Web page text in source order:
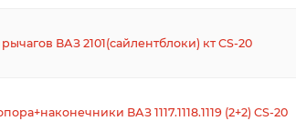
ВАЗ 2101(сайлентблоки) кт CS-20
ВАЗ 1117.1118.1119 (2+2) CS-20